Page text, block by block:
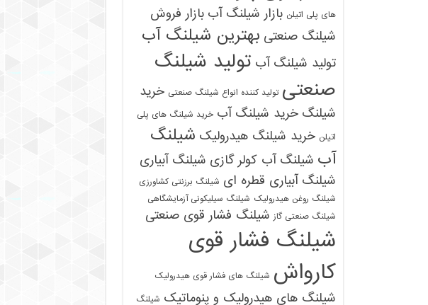
های پلی اتیلن بازار شیلنگ آب بازار فروش
شیلنگ صنعتی بهترین شیلنگ آب
تولید شیلنگ آب تولید شیلنگ
صنعتی تولید کننده انواع شیلنگ صنعتی خرید
شیلنگ خرید شیلنگ آب خرید شیلنگ های پلی
اتیلن خرید شیلنگ هیدرولیک شیلنگ
آب شیلنگ آب کولر گازی شیلنگ آبیاری
شیلنگ آبیاری قطره ای شیلنگ برزنتی کشاورزی
شیلنگ روغن هیدرولیک شیلنگ سیلیکونی آزمایشگاهی
شیلنگ صنعتی گاز شیلنگ فشار قوی صنعتی
شیلنگ فشار قوی
کارواش شیلنگ های فشار قوی هیدرولیک
شیلنگ های هیدرولیک و پنوماتیک شیلنگ